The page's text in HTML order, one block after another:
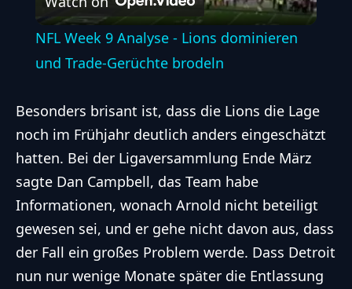
Video
NFL Week 9 Analyse - Lions dominieren
und Trade-Gerüchte brodeln
Besonders brisant ist, dass die Lions die Lage
noch im Frühjahr deutlich anders eingeschätzt
hatten. Bei der Ligaversammlung Ende März
sagte Dan Campbell, das Team habe
Informationen, wonach Arnold nicht beteiligt
gewesen sei, und er gehe nicht davon aus, dass
der Fall ein großes Problem werde. Dass Detroit
nun nur wenige Monate später die Entlassung